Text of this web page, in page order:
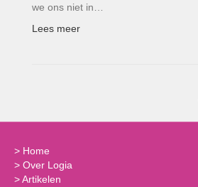
we ons niet in…
Lees meer
> Home
> Over Logia
>Artikelen